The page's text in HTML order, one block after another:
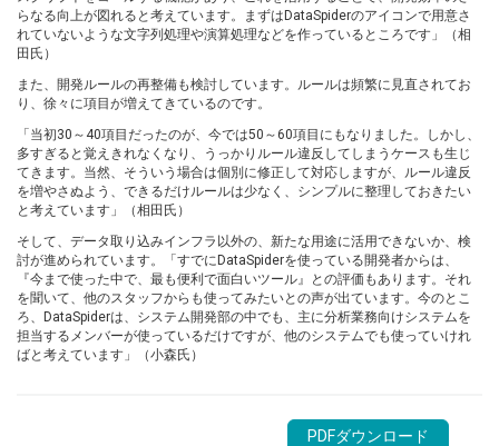
らなる向上が図れると考えています。まずはDataSpiderのアイコンで用意さ
れていないような文字列処理や演算処理などを作っているところです」（相
田氏）
また、開発ルールの再整備も検討しています。ルールは頻繁に見直されてお
り、徐々に項目が増えてきているのです。
「当初30～40項目だったのが、今では50～60項目にもなりました。しかし、
多すぎると覚えきれなくなり、うっかりルール違反してしまうケースも生じ
てきます。当然、そういう場合は個別に修正して対応しますが、ルール違反
を増やさぬよう、できるだけルールは少なく、シンプルに整理しておきたい
と考えています」（相田氏）
そして、データ取り込みインフラ以外の、新たな用途に活用できないか、検
討が進められています。「すでにDataSpiderを使っている開発者からは、
『今まで使った中で、最も便利で面白いツール』との評価もあります。それ
を聞いて、他のスタッフからも使ってみたいとの声が出ています。今のとこ
ろ、DataSpiderは、システム開発部の中でも、主に分析業務向けシステムを
担当するメンバーが使っているだけですが、他のシステムでも使っていけれ
ばと考えています」（小森氏）
PDFダウンロード